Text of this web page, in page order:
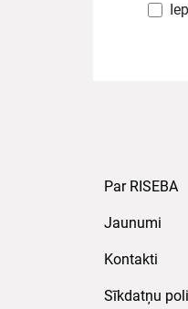
Par RISEBA
Jaunumi
Kontakti
Sīkdatņu